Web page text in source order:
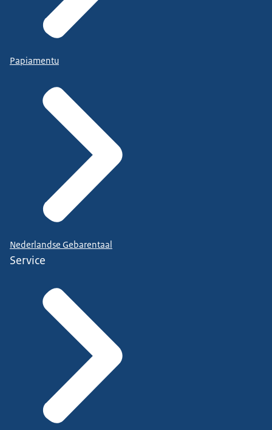
Papiamentu
Nederlandse Gebarentaal
Service